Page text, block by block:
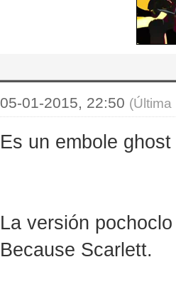
05-01-2015, 22:50
Es un embole
La versión
Because Scarlett.